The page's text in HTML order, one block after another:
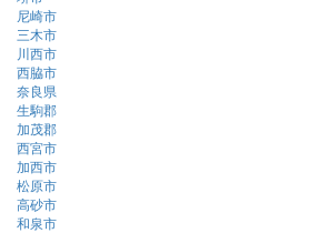
尼崎市
三木市
川西市
西脇市
奈良県
生駒郡
加茂郡
西宮市
加西市
松原市
高砂市
和泉市